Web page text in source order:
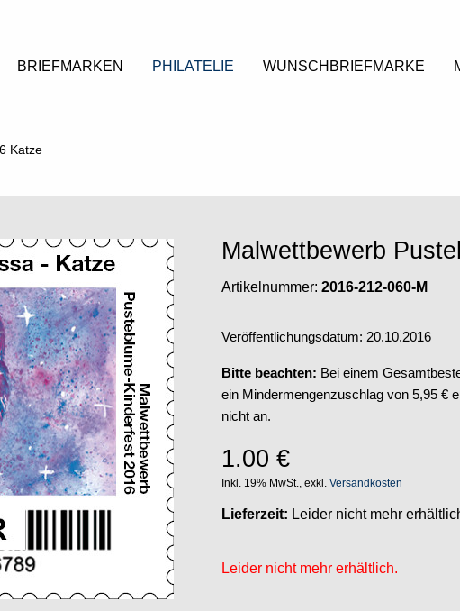
BRIEFMARKEN PHILATELIE WUNSCHBRIEFMARKE
Katze
Malwettbewerb
Artikelnummer: 2016-212-060-M
Veröffentlichungsdatum: 20.10.2016
Bitte beachten: Bei einem
ein Mindermengenzuschlag von 5,95 €
nicht an.
1.00 €
Inkl. 19% MwSt., exkl. Versandkosten
Lieferzeit: Leider nicht mehr
Leider nicht mehr erhältlich.